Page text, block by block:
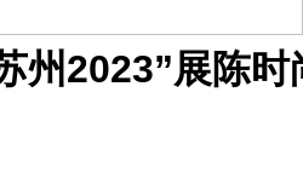
州2023”展陈